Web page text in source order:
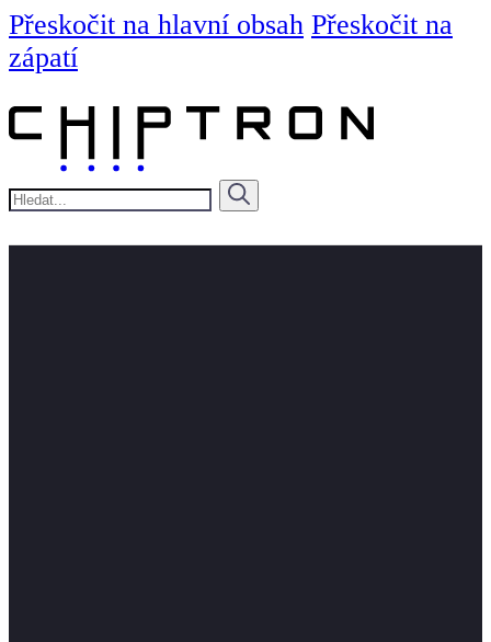
Přeskočit na hlavní obsah Přeskočit na
zápatí
Hledat